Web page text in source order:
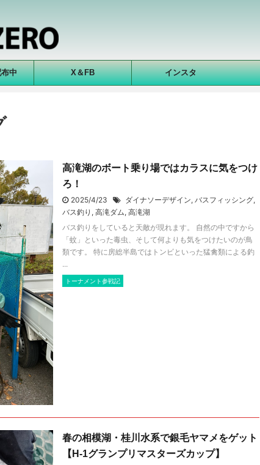
中 X＆FB インスタ
高滝湖のボート乗り場ではカラスに気をつけ
ろ！
2025/4/23 ダイナソーデザイン, バスフィッシング,
バス釣り , 高滝ダム, 高滝湖
バス釣りをしていると天敵が現れます。 自然の中ですから
「蚊」といった毒虫、そして何よりも気をつけたいのが鳥
類です。 特に房総半島ではトンビといった猛禽類による釣
...
トーナメント参戦記
春の相模湖・桂川水系で銀毛ヤマメをゲット
【H-1グランプリマスターズカップ】